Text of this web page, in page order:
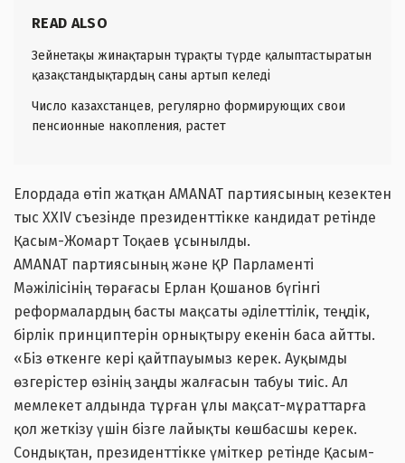
READ ALSO
Зейнетақы жинақтарын тұрақты түрде қалыптастыратын
қазақстандықтардың саны артып келеді
Число казахстанцев, регулярно формирующих свои
пенсионные накопления, растет
Елордада өтіп жатқан AMANAT партиясының кезектен
тыс XXIV съезінде президенттікке кандидат ретінде
Қасым-Жомарт Тоқаев ұсынылды.
AMANAT партиясының және ҚР Парламенті
Мәжілісінің төрағасы Ерлан Қошанов бүгінгі
реформалардың басты мақсаты әділеттілік, теңдік,
бірлік принциптерін орнықтыру екенін баса айтты.
«Біз өткенге кері қайтпауымыз керек. Ауқымды
өзгерістер өзінің заңды жалғасын табуы тиіс. Ал
мемлекет алдында тұрған ұлы мақсат-мұраттарға
қол жеткізу үшін бізге лайықты көшбасшы керек.
Сондықтан, президенттікке үміткер ретінде Қасым-